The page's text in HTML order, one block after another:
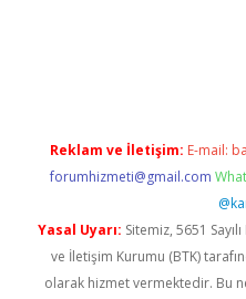
Reklam ve İletişim: E-mail:
forumhizmeti@gmail.com
Yasal Uyarı: Sitemiz, 5651
ve İletişim Kurumu (BTK)
olarak hizmet vermektedir. Bu